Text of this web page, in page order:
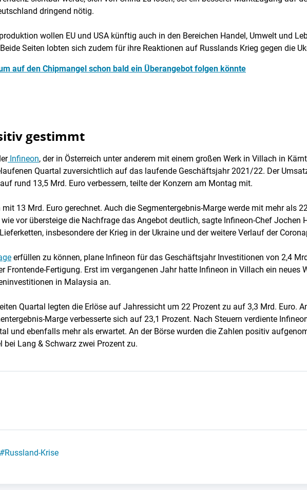
dringend nötig.
wollen EU und USA künftig auch in den Bereichen Handel, Umwelt und
Seiten lobten sich zudem für ihre Reaktionen auf Russlands Krieg gegen die
auf den Chipmangel schon bald ein Überangebot folgen könnte
gestimmt
Infineon, der in Österreich unter anderem mit einem großen Werk in Villach in
Quartal zuversichtlich auf das laufende Geschäftsjahr 2021/22. Der
rund 13,5 Mrd. Euro verbessern, teilte der Konzern am Montag mit.
13 Mrd. Euro gerechnet. Auch die Segmentergebnis-Marge werde mit mehr als
vor übersteige die Nachfrage das Angebot deutlich, sagte Infineon-Chef Jochen
insbesondere der Krieg in der Ukraine und der weitere Verlauf der
erfüllen zu können, plane Infineon für das Geschäftsjahr Investitionen von 2,4
Frontende-Fertigung. Erst im vergangenen Jahr hatte Infineon in Villach ein neues
in Malaysia an.
Quartal legten die Erlöse auf Jahressicht um 22 Prozent zu auf 3,3 Mrd. Euro.
Marge verbesserte sich auf 23,1 Prozent. Nach Steuern verdiente
und ebenfalls mehr als erwartet. An der Börse wurden die Zahlen positiv
bei Lang & Schwarz zwei Prozent zu.
#Russland-Krise